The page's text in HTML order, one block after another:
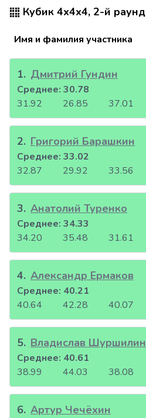
Кубик 4x4x4, 2-й раунд
Имя и фамилия участника
1. Дмитрий Гундин
31.92 26.85 37.01
Среднее: 30.78
2. Григорий Барашкин
32.87 29.92 33.56
Среднее: 33.02
3. Анатолий Туренко
34.20 35.48 31.61
Среднее: 34.33
4. Александр Ермаков
40.64 42.28 40.07
Среднее: 40.21
5. Владислав Шуршилин
38.99 44.03 38.08
Среднее: 40.61
6. Артур Чечёхин